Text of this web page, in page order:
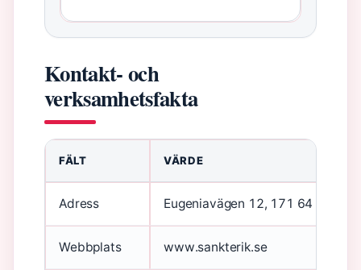
Kontakt- och
verksamhetsfakta
FÄLT VÄRDE
Adress Eugeniavägen 12, 171 64 Solna
Webbplats www.sankterik.se